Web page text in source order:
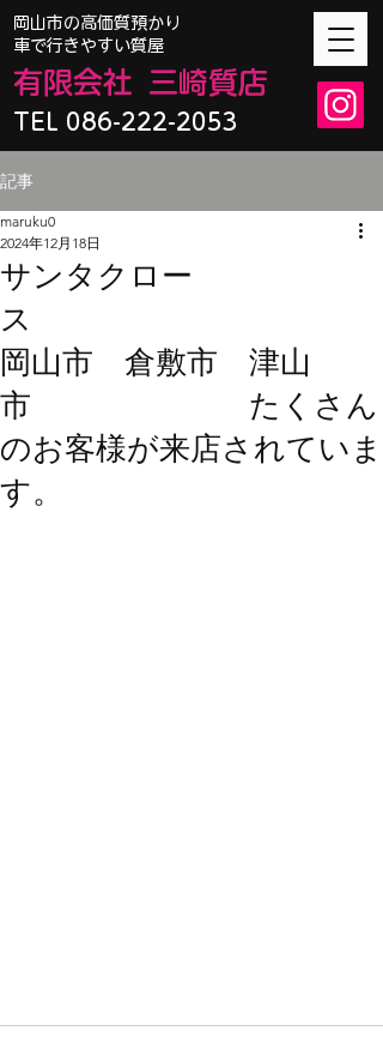
TEL 086-222-2053
​岡山市の高価質預かり
車で行きやすい質屋
有限会社 三崎質店
記事
サンタクロー
ス
岡山市 倉敷市 津山
市 たくさん
のお客様が来店されていま
す。
maruku0
2024年12月18日